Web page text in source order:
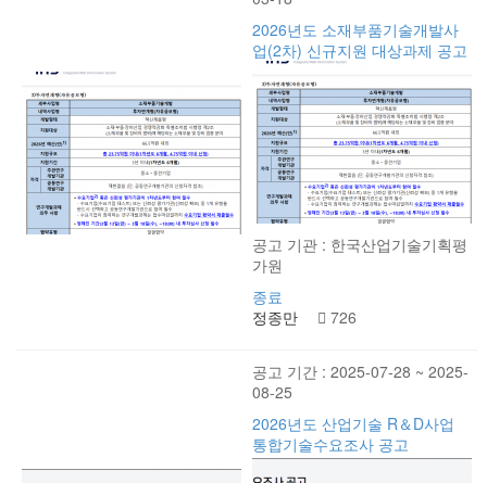
2026년도 소재부품기술개발사
업(2차) 신규지원 대상과제 공고
공고 기관 : 한국산업기술기획평
가원
종료
정종만
726
공고 기간 : 2025-07-28 ~ 2025-
08-25
2026년도 산업기술 R＆D사업
통합기술수요조사 공고